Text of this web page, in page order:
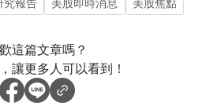
這篇文章嗎？
讓更多人可以看到！